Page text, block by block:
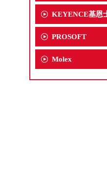
KEYENCE基恩
PROSOFT
Molex